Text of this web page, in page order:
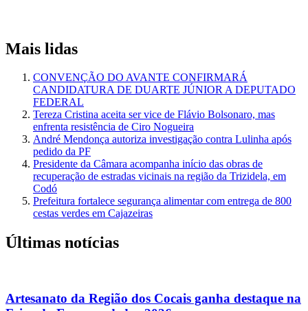
Mais lidas
CONVENÇÃO DO AVANTE CONFIRMARÁ
CANDIDATURA DE DUARTE JÚNIOR A DEPUTADO
FEDERAL
Tereza Cristina aceita ser vice de Flávio Bolsonaro, mas
enfrenta resistência de Ciro Nogueira
André Mendonça autoriza investigação contra Lulinha após
pedido da PF
Presidente da Câmara acompanha início das obras de
recuperação de estradas vicinais na região da Trizidela, em
Codó
Prefeitura fortalece segurança alimentar com entrega de 800
cestas verdes em Cajazeiras
Últimas notícias
Artesanato da Região dos Cocais ganha destaque na